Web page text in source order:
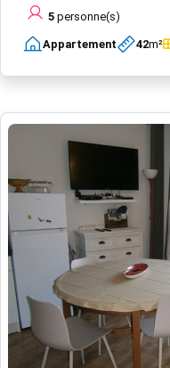
5 personne(s)
Appartement 42m²